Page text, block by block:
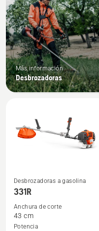
Más información
Desbrozadoras
Ver
más
sobre
331R
Desbrozadoras a gasolina
331R
Anchura de corte
43 cm
Potencia